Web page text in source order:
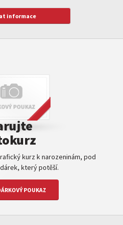
kurz k narozeninám, pod
který potěší.
POUKAZ